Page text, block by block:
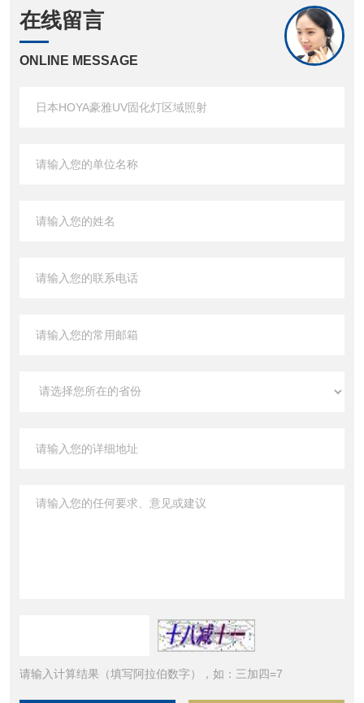
在线留言
ONLINE MESSAGE
请输入计算结果（填写阿拉伯数字），如：三加四=7